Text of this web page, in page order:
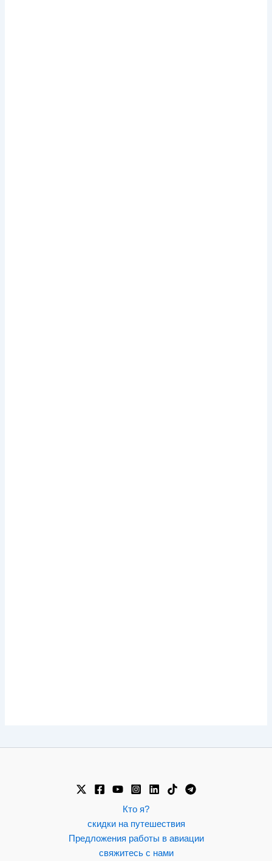
Кто я?
скидки на путешествия
Предложения работы в авиации
свяжитесь с нами